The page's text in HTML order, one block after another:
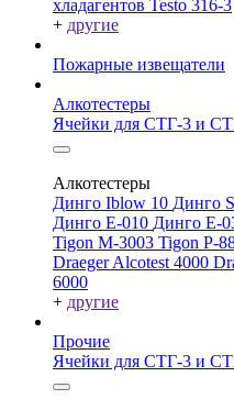
хладагентов Testo 316-3
+ другие
Пожарные извещатели
Алкотестеры
Ячейки для СТГ-3 и
Алкотестеры
Динго Iblow 10 Динго
Динго Е-010 Динго Е-
Tigon M-3003 Tigon P-
Draeger Alcotest 4000
6000
+ другие
Прочие
Ячейки для СТГ-3 и